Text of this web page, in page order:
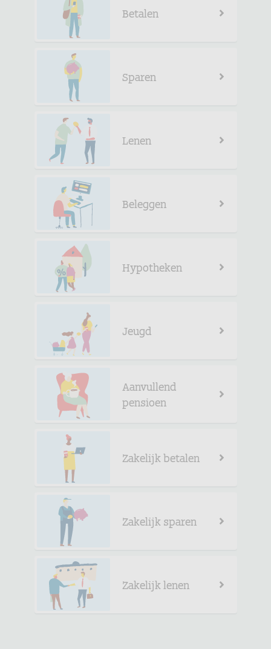
Betalen
Sparen
Lenen
Beleggen
Hypotheken
Jeugd
Aanvullend
pensioen
Zakelijk betalen
Zakelijk sparen
Zakelijk lenen